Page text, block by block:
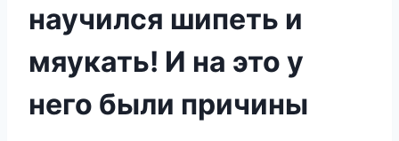
научился шипеть и
мяукать! И на это у
него были причины